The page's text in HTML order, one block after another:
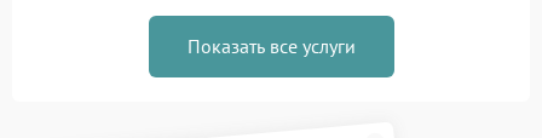
Показать все услуги